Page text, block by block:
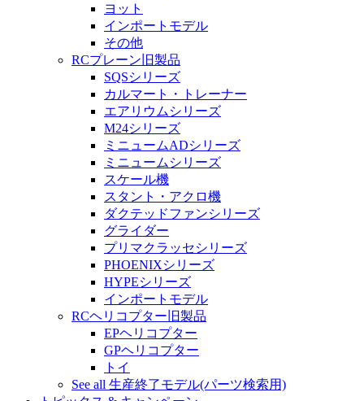
ヨット
インポートモデル
その他
RCプレーン旧製品
SQSシリーズ
カルマート・トレーナー
エアリウムシリーズ
M24シリーズ
ミニュームADシリーズ
ミニュームシリーズ
スケール機
スタント・アクロ機
ダクテッドファンシリーズ
グライダー
プリマクラッセシリーズ
PHOENIXシリーズ
HYPEシリーズ
インポートモデル
RCヘリコプター旧製品
EPヘリコプター
GPヘリコプター
トイ
See all 生産終了モデル(パーツ検索用)